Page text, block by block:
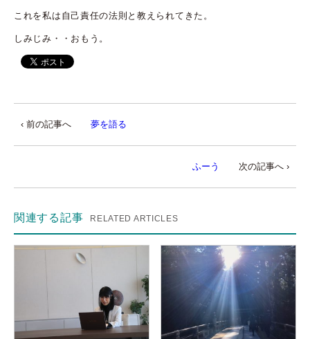
これを私は自己責任の法則と教えられてきた。
しみじみ・・おもう。
‹ 前の記事へ 夢を語る
ふーう 次の記事へ ›
関連する記事 RELATED ARTICLES